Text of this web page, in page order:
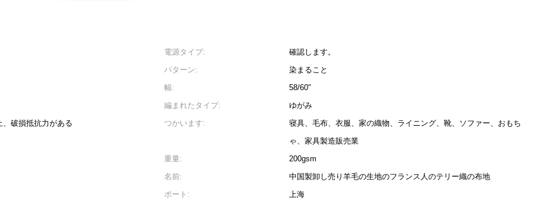
電源タイプ:
確認します。
パターン:
染まること
幅:
58/60"
編まれたタイプ:
ゆがみ
破損抵抗力がある つかいます:
寝具、毛布、衣服、家の織物、ライニング、靴、ソファー、おもち
ゃ、家具製造販売業
重量:
200gsm
名前:
中国製卸し売り羊毛の生地のフランス人のテリー織の布地
ポート:
上海